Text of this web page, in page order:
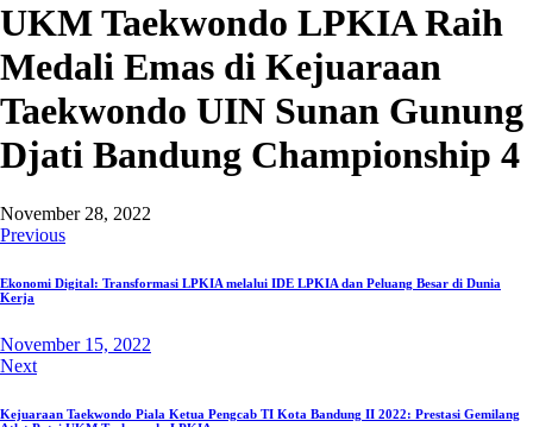
UKM Taekwondo LPKIA Raih
Medali Emas di Kejuaraan
Taekwondo UIN Sunan Gunung
Djati Bandung Championship 4
November 28, 2022
Post
navigation
Previous
Ekonomi Digital: Transformasi LPKIA melalui IDE LPKIA dan Peluang Besar di Dunia
Kerja
November 15, 2022
Next
Kejuaraan Taekwondo Piala Ketua Pengcab TI Kota Bandung II 2022: Prestasi Gemilang